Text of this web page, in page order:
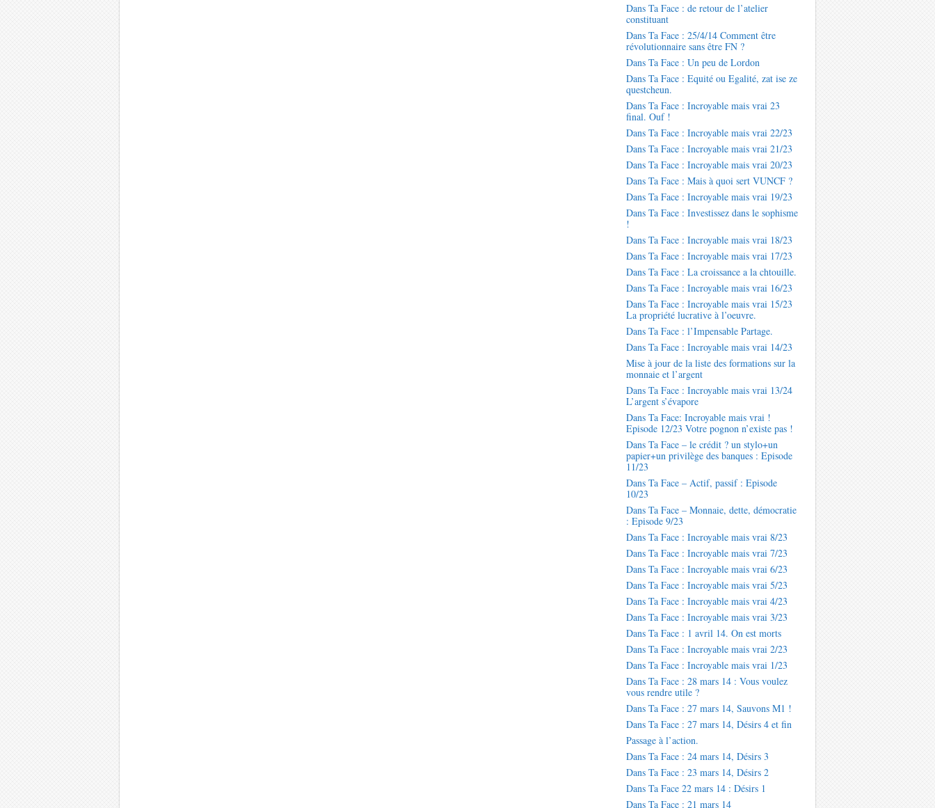
Dans Ta Face : de retour de l’atelier
constituant
Dans Ta Face : 25/4/14 Comment être
révolutionnaire sans être FN ?
Dans Ta Face : Un peu de Lordon
Dans Ta Face : Equité ou Egalité, zat ise ze
questcheun.
Dans Ta Face : Incroyable mais vrai 23
final. Ouf !
Dans Ta Face : Incroyable mais vrai 22/23
Dans Ta Face : Incroyable mais vrai 21/23
Dans Ta Face : Incroyable mais vrai 20/23
Dans Ta Face : Mais à quoi sert VUNCF ?
Dans Ta Face : Incroyable mais vrai 19/23
Dans Ta Face : Investissez dans le sophisme
!
Dans Ta Face : Incroyable mais vrai 18/23
Dans Ta Face : Incroyable mais vrai 17/23
Dans Ta Face : La croissance a la chtouille.
Dans Ta Face : Incroyable mais vrai 16/23
Dans Ta Face : Incroyable mais vrai 15/23
La propriété lucrative à l’oeuvre.
Dans Ta Face : l’Impensable Partage.
Dans Ta Face : Incroyable mais vrai 14/23
Mise à jour de la liste des formations sur la
monnaie et l’argent
Dans Ta Face : Incroyable mais vrai 13/24
L’argent s’évapore
Dans Ta Face: Incroyable mais vrai !
Episode 12/23 Votre pognon n’existe pas !
Dans Ta Face – le crédit ? un stylo+un
papier+un privilège des banques : Episode
11/23
Dans Ta Face – Actif, passif : Episode
10/23
Dans Ta Face – Monnaie, dette, démocratie
: Episode 9/23
Dans Ta Face : Incroyable mais vrai 8/23
Dans Ta Face : Incroyable mais vrai 7/23
Dans Ta Face : Incroyable mais vrai 6/23
Dans Ta Face : Incroyable mais vrai 5/23
Dans Ta Face : Incroyable mais vrai 4/23
Dans Ta Face : Incroyable mais vrai 3/23
Dans Ta Face : 1 avril 14. On est morts
Dans Ta Face : Incroyable mais vrai 2/23
Dans Ta Face : Incroyable mais vrai 1/23
Dans Ta Face : 28 mars 14 : Vous voulez
vous rendre utile ?
Dans Ta Face : 27 mars 14, Sauvons M1 !
Dans Ta Face : 27 mars 14, Désirs 4 et fin
Passage à l’action.
Dans Ta Face : 24 mars 14, Désirs 3
Dans Ta Face : 23 mars 14, Désirs 2
Dans Ta Face 22 mars 14 : Désirs 1
Dans Ta Face : 21 mars 14